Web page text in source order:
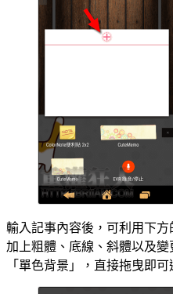
輸入記事內容後，可利用下
加上粗體、底線、斜體以及
「單色背景」，直接拖曳即